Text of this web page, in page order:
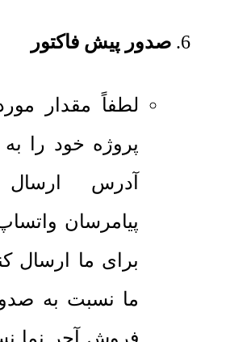
صدور پیش فاکتور
لطفاً مقدار
پروژه خود را
آدرس
پیامرسان
برای ما ارسال
ما نسبت به